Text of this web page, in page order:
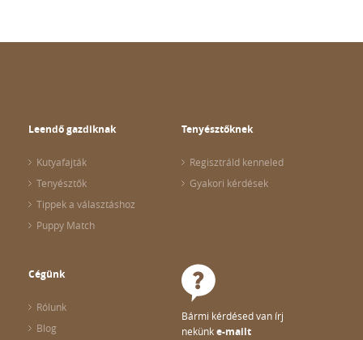
Leendő gazdiknak
Kutyafajták
Tenyésztők
Tippek a választáshoz
Puppy Match
Tenyésztőknek
Regisztráld kenneled
Gyakori kérdések
Cégünk
Rólunk
Blog
Bármi kérdésed van írj
nekünke-mailt